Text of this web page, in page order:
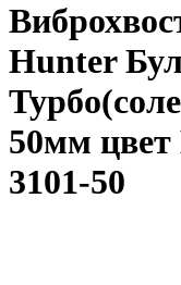
Hunter
50мм
3101-50